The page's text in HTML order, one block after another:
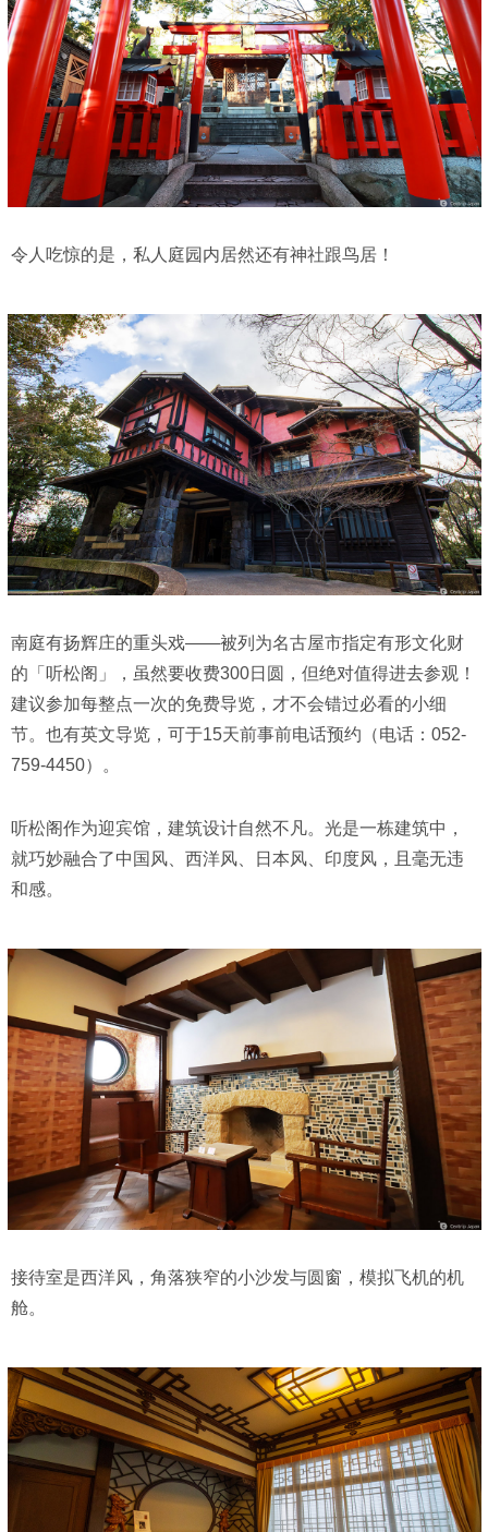
令人吃惊的是，私人庭园内居然还有神社跟鸟居！
南庭有扬辉庄的重头戏——被列为名古屋市指定有形文化财
的「听松阁」，虽然要收费300日圆，但绝对值得进去参观！
建议参加每整点一次的免费导览，才不会错过必看的小细
节。也有英文导览，可于15天前事前电话预约（电话：052-
759-4450）。
听松阁作为迎宾馆，建筑设计自然不凡。光是一栋建筑中，
就巧妙融合了中国风、西洋风、日本风、印度风，且毫无违
和感。
接待室是西洋风，角落狭窄的小沙发与圆窗，模拟飞机的机
舱。